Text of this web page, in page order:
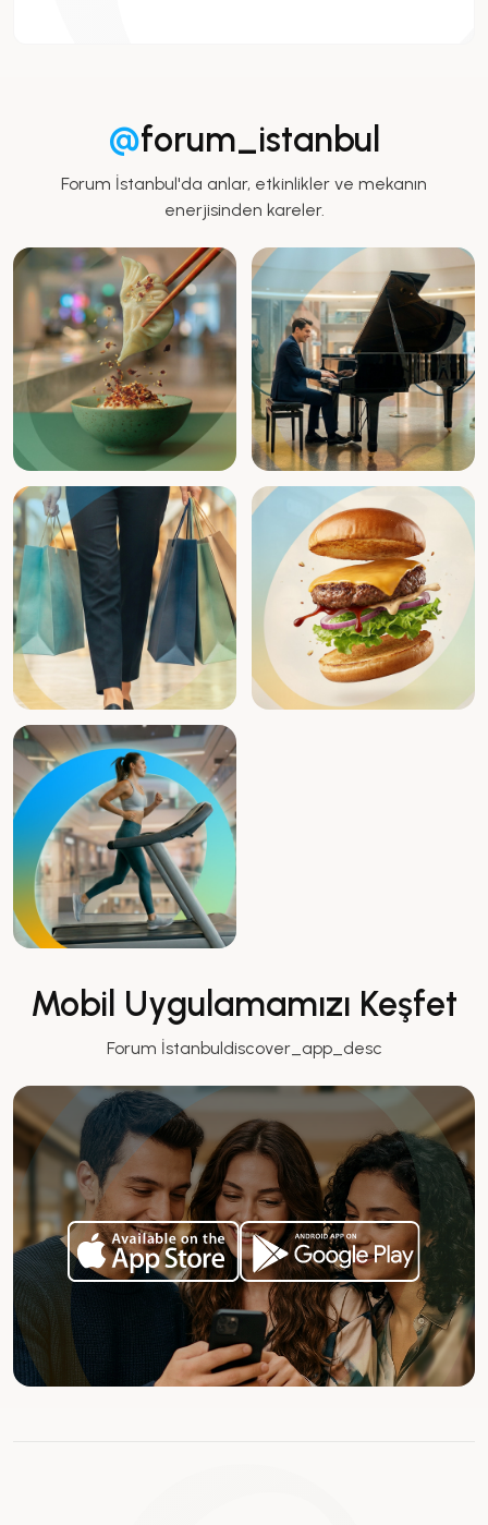
@forum_istanbul
Forum İstanbul'da anlar, etkinlikler ve mekanın
enerjisinden kareler.
Mobil Uygulamamızı Keşfet
Forum İstanbuldiscover_app_desc